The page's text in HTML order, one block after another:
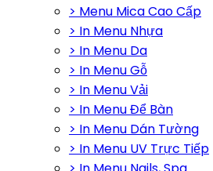
> Menu Mica Cao Cấp
> In Menu Nhựa
> In Menu Da
> In Menu Gỗ
> In Menu Vải
> In Menu Để Bàn
> In Menu Dán Tường
> In Menu UV Trực Tiếp